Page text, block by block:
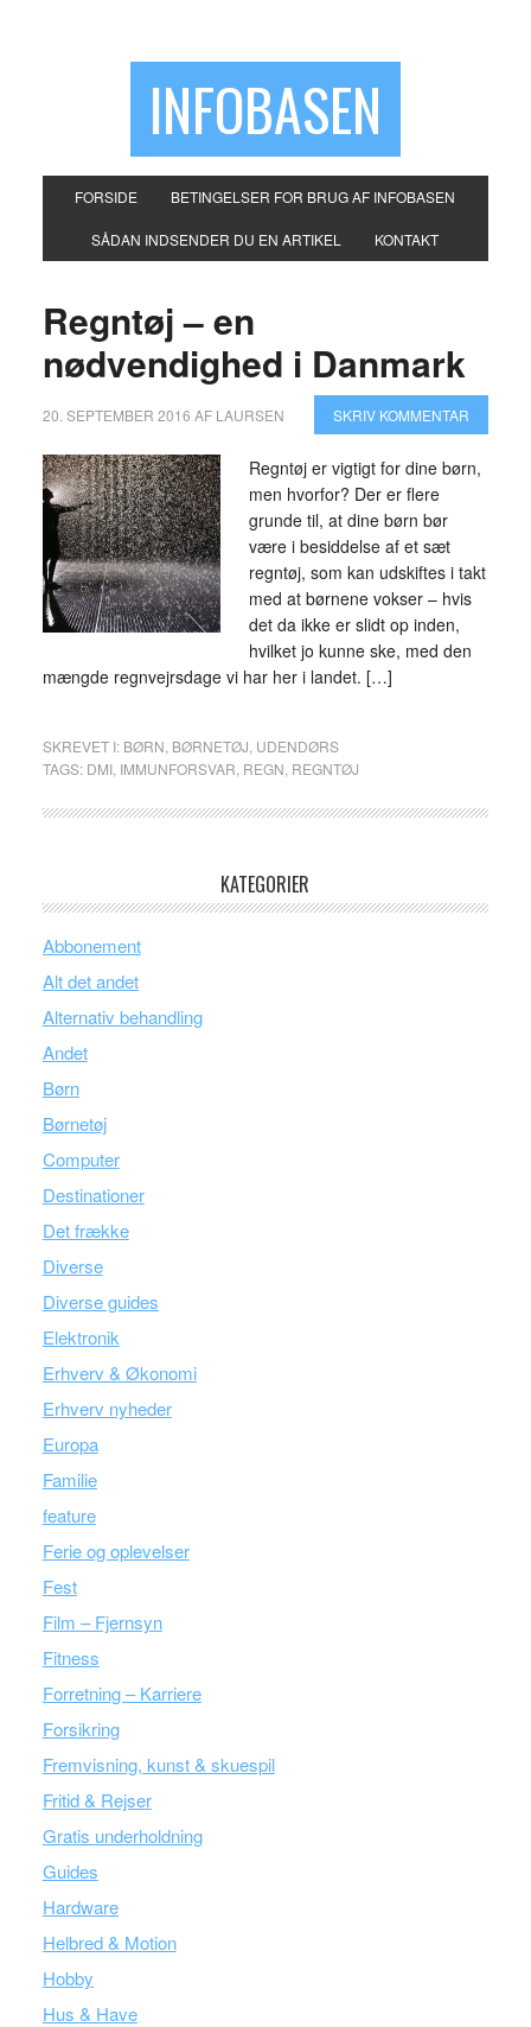
INFOBASEN
FORSIDE BETINGELSER FOR BRUG AF INFOBASEN
SÅDAN INDSENDER DU EN ARTIKEL KONTAKT
Regntøj – en
nødvendighed i Danmark
20. SEPTEMBER 2016 AF LAURSEN SKRIV KOMMENTAR
Regntøj er vigtigt for dine børn,
men hvorfor? Der er flere
grunde til, at dine børn bør
være i besiddelse af et sæt
regntøj, som kan udskiftes i takt
med at børnene vokser – hvis
det da ikke er slidt op inden,
hvilket jo kunne ske, med den
mængde regnvejrsdage vi har her i landet. […]
SKREVET I: BØRN BØRNETØJ UDENDØRS
TAGS: DMI, IMMUNFORSVAR REGN REGNTØJ
KATEGORIER
Abbonement
Alt det andet
Alternativ behandling
Andet
Børn
Børnetøj
Computer
Destinationer
Det frække
Diverse
Diverse guides
Elektronik
Erhverv & Økonomi
Erhverv nyheder
Europa
Familie
feature
Ferie og oplevelser
Fest
Film – Fjernsyn
Fitness
Forretning – Karriere
Forsikring
Fremvisning, kunst & skuespil
Fritid & Rejser
Gratis underholdning
Guides
Hardware
Helbred & Motion
Hobby
Hus & Have